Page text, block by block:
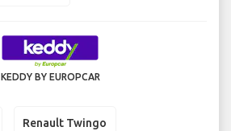
KEDDY BY EUROPCAR
Renault Twingo